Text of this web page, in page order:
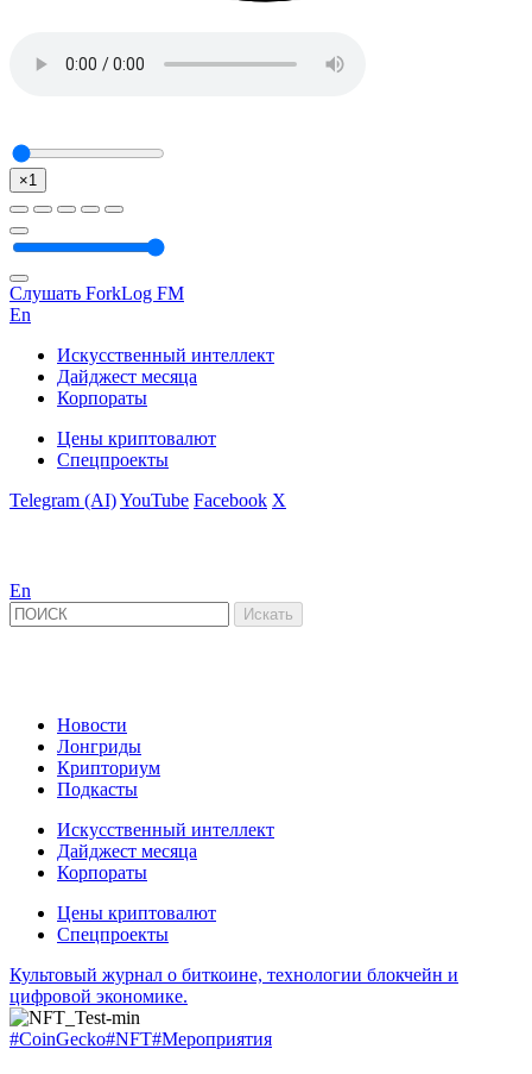
×1
Слушать ForkLog FM
En
Искусственный интеллект
Дайджест месяца
Корпораты
Цены криптовалют
Спецпроекты
Telegram (AI)YouTube Facebook X
En
Новости
Лонгриды
Крипториум
Подкасты
Искусственный интеллект
Дайджест месяца
Корпораты
Цены криптовалют
Спецпроекты
Культовый журнал о биткоине, технологии блокчейн и
цифровой экономике.
#CoinGecko#NFT#Мероприятия